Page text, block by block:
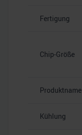
Fertigung
Chip-Größe
Produktname
Kühlung